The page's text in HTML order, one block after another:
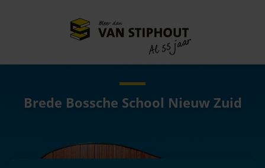
Meer dan
Al 55 jaar
Brede Bossche School Nieuw Zuid